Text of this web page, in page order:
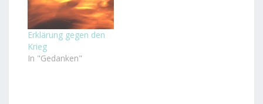
Erklärung gegen den
Krieg
In "Gedanken"